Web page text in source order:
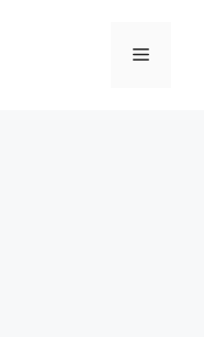
Menu